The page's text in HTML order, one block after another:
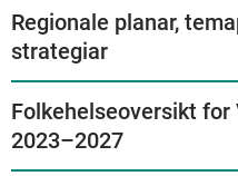
Regionale planar,
strategiar
Folkehelseoversikt for
2023–2027